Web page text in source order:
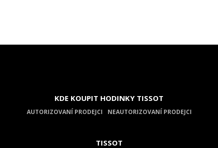
KDE KOUPIT HODINKY TISSOT
AUTORIZOVANÍ PRODEJCI NEAUTORIZOVANÍ PRODEJCI
TISSOT